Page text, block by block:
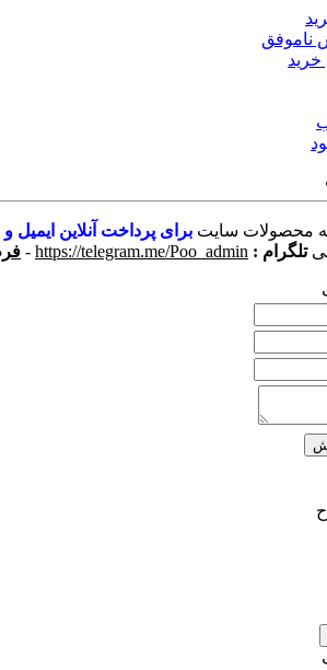
ناموفق
خرید
محصولات سایت برای پرداخت آنلاین ایمیل
تلگرام : https://telegram.me/Poo_admin
-